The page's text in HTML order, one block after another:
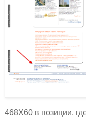
468Х60 в позиции,